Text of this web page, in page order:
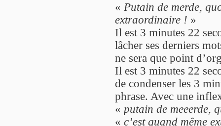
« Putain de merde,
extraordinaire ! »
Il est 3 minutes 22
lâcher ses derniers
ne sera que point
Il est 3 minutes 22
de condenser les 3
phrase. Avec une
« putain de meeerde,
« c’est quand même